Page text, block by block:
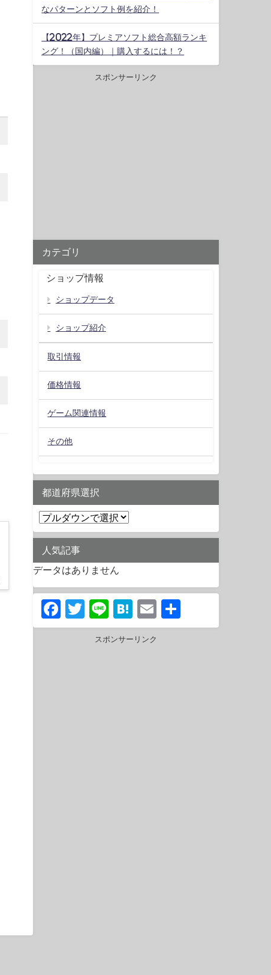
なパターンとソフト例を紹介！
【2022年】プレミアソフト総合高額ランキ
ング！（国内編）｜購入するには！？
スポンサーリンク
カテゴリ
ショップ情報
ショップデータ
ショップ紹介
取引情報
価格情報
ゲーム関連情報
その他
都道府県選択
人気記事
データはありません
Facebook
Twitter
LineHatena
Email
有
スポンサーリンク